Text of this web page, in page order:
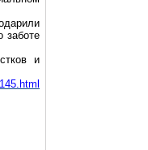
заботе
и